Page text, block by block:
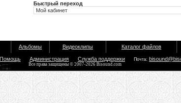
Быстрый переход
Альбомы Видеоклипы Каталог файлов
Помощь Администрация Служба поддержки Почта:
Все права защищены © 2007-2026 Bisound.com